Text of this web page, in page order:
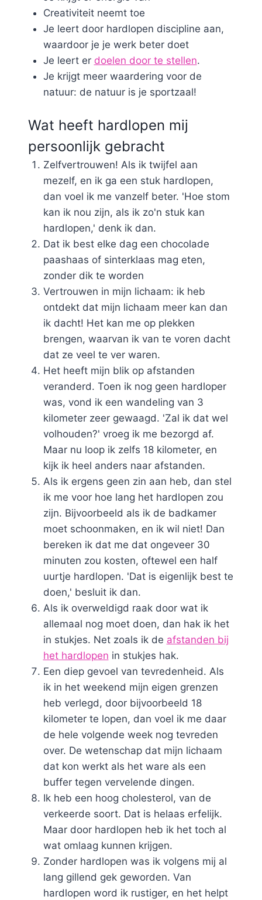
Creativiteit neemt toe
Je leert door hardlopen discipline aan,
waardoor je je werk beter doet
Je leert er doelen door te stellen.
Je krijgt meer waardering voor de
natuur: de natuur is je sportzaal!
Wat heeft hardlopen mij
persoonlijk gebracht
Zelfvertrouwen! Als ik twijfel aan
mezelf, en ik ga een stuk hardlopen,
dan voel ik me vanzelf beter. 'Hoe stom
kan ik nou zijn, als ik zo'n stuk kan
hardlopen,' denk ik dan.
Dat ik best elke dag een chocolade
paashaas of sinterklaas mag eten,
zonder dik te worden
Vertrouwen in mijn lichaam: ik heb
ontdekt dat mijn lichaam meer kan dan
ik dacht! Het kan me op plekken
brengen, waarvan ik van te voren dacht
dat ze veel te ver waren.
Het heeft mijn blik op afstanden
veranderd. Toen ik nog geen hardloper
was, vond ik een wandeling van 3
kilometer zeer gewaagd. 'Zal ik dat wel
volhouden?' vroeg ik me bezorgd af.
Maar nu loop ik zelfs 18 kilometer, en
kijk ik heel anders naar afstanden.
Als ik ergens geen zin aan heb, dan stel
ik me voor hoe lang het hardlopen zou
zijn. Bijvoorbeeld als ik de badkamer
moet schoonmaken, en ik wil niet! Dan
bereken ik dat me dat ongeveer 30
minuten zou kosten, oftewel een half
uurtje hardlopen. 'Dat is eigenlijk best te
doen,' besluit ik dan.
Als ik overweldigd raak door wat ik
allemaal nog moet doen, dan hak ik het
in stukjes. Net zoals ik de afstanden bij
het hardlopen in stukjes hak.
Een diep gevoel van tevredenheid. Als
ik in het weekend mijn eigen grenzen
heb verlegd, door bijvoorbeeld 18
kilometer te lopen, dan voel ik me daar
de hele volgende week nog tevreden
over. De wetenschap dat mijn lichaam
dat kon werkt als het ware als een
buffer tegen vervelende dingen.
Ik heb een hoog cholesterol, van de
verkeerde soort. Dat is helaas erfelijk.
Maar door hardlopen heb ik het toch al
wat omlaag kunnen krijgen.
Zonder hardlopen was ik volgens mij al
lang gillend gek geworden. Van
hardlopen word ik rustiger, en het helpt